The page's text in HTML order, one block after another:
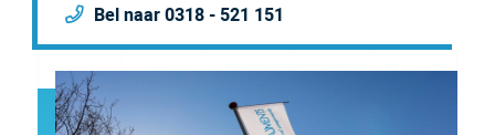
Bel naar 0318 - 521 151